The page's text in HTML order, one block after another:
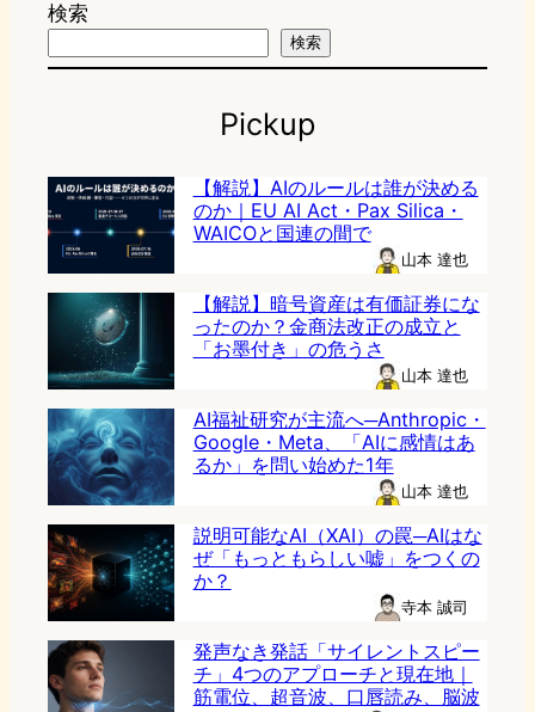
検索
検索
Pickup
【解説】AIのルールは誰が決める
のか｜EU AI Act・Pax Silica・
WAICOと国連の間で
山本 達也
【解説】暗号資産は有価証券にな
ったのか？金商法改正の成立と
「お墨付き」の危うさ
山本 達也
AI福祉研究が主流へ─Anthropic・
Google・Meta、「AIに感情はあ
るか」を問い始めた1年
山本 達也
説明可能なAI（XAI）の罠─AIはな
ぜ「もっともらしい嘘」をつくの
か？
寺本 誠司
発声なき発話「サイレントスピー
チ」4つのアプローチと現在地｜
筋電位、超音波、口唇読み、脳波